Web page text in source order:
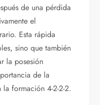
de una pérdida
el
Esta rápida
sino que también
la posesión
de la
formación 4-2-2-2.